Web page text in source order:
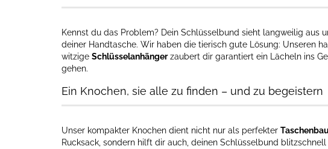
Kennst du das Problem? Dein Schlüsselbund sieht langweilig aus
deiner Handtasche. Wir haben die tierisch gute Lösung: Unseren
witzige Schlüsselanhängerzaubert dir garantiert ein Lächeln ins
gehen.
Ein Knochen, sie alle zu finden – und zu begeistern
Unser kompakter Knochen dient nicht nur als perfekter
Rucksack, sondern hilft dir auch, deinen Schlüsselbund